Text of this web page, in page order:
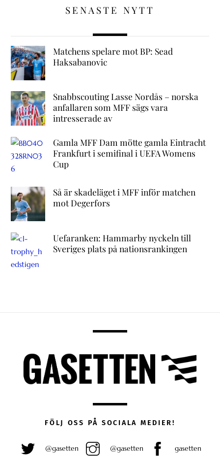
SENASTE NYTT
Matchens spelare mot BP: Sead
Haksabanovic
Snabbscouting Lasse Nordås – norska
anfallaren som MFF sägs vara
intresserade av
Gamla MFF Dam mötte gamla Eintracht
Frankfurt i semifinal i UEFA Womens
Cup
Så är skadeläget i MFF inför matchen
mot Degerfors
Uefaranken: Hammarby nyckeln till
Sveriges plats på nationsrankingen
FÖLJ OSS PÅ SOCIALA MEDIER!
@gasetten @gasetten gasetten